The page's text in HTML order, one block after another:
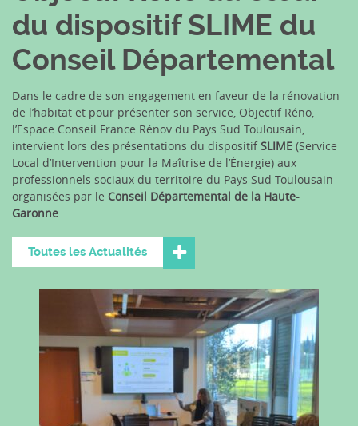
du dispositif SLIME du
Conseil Départemental
Dans le cadre de son engagement en faveur de la rénovation
de l’habitat et pour présenter son service, Objectif Réno,
l’Espace Conseil France Rénov du Pays Sud Toulousain,
intervient lors des présentations du dispositifSLIME (Service
Local d’Intervention pour la Maîtrise de l’Énergie) aux
professionnels sociaux du territoire du Pays Sud Toulousain
organisées par le Conseil Départemental de la Haute-
Garonne.
Toutes les Actualités